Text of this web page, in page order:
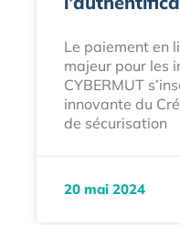
Le paiement en
majeur pour les
CYBERMUT
innovante du
de sécurisation
20 mai 2024